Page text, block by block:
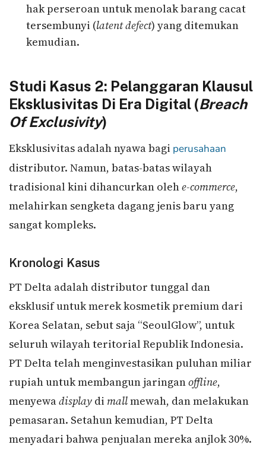
hak perseroan untuk menolak barang cacat
tersembunyi (latent defect) yang ditemukan
kemudian.
Studi Kasus 2: Pelanggaran Klausul
Eksklusivitas Di Era Digital (Breach
Of Exclusivity)
Eksklusivitas adalah nyawa bagi perusahaan
distributor. Namun, batas-batas wilayah
tradisional kini dihancurkan olehe-commerce,
melahirkan sengketa dagang jenis baru yang
sangat kompleks.
Kronologi Kasus
PT Delta adalah distributor tunggal dan
eksklusif untuk merek kosmetik premium dari
Korea Selatan, sebut saja “SeoulGlow”, untuk
seluruh wilayah teritorial Republik Indonesia.
PT Delta telah menginvestasikan puluhan miliar
rupiah untuk membangun jaringanoffline,
menyewadisplay di mallmewah, dan melakukan
pemasaran. Setahun kemudian, PT Delta
menyadari bahwa penjualan mereka anjlok 30%.